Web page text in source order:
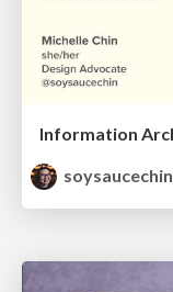
soysaucechin